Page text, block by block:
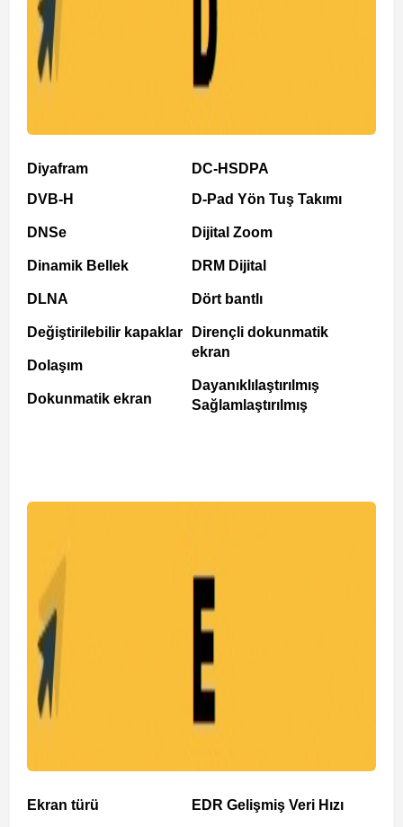
Diyafram
DVB-H
DNSe
Dinamik Bellek
DLNA
Değiştirilebilir kapaklar
Dolaşım
Dokunmatik ekran
DC-HSDPA
D-Pad Yön Tuş Takımı
Dijital Zoom
DRM Dijital
Dört bantlı
Dirençli dokunmatik
ekran
Dayanıklılaştırılmış
Sağlamlaştırılmış
Ekran türü
EDR Gelişmiş Veri Hızı